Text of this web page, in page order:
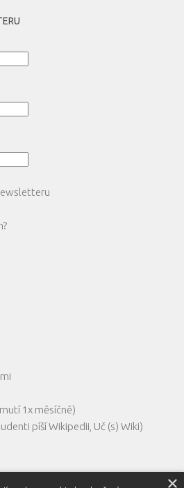
1x měsíčně)
píší Wikipedii, Uč (s) Wiki)
×